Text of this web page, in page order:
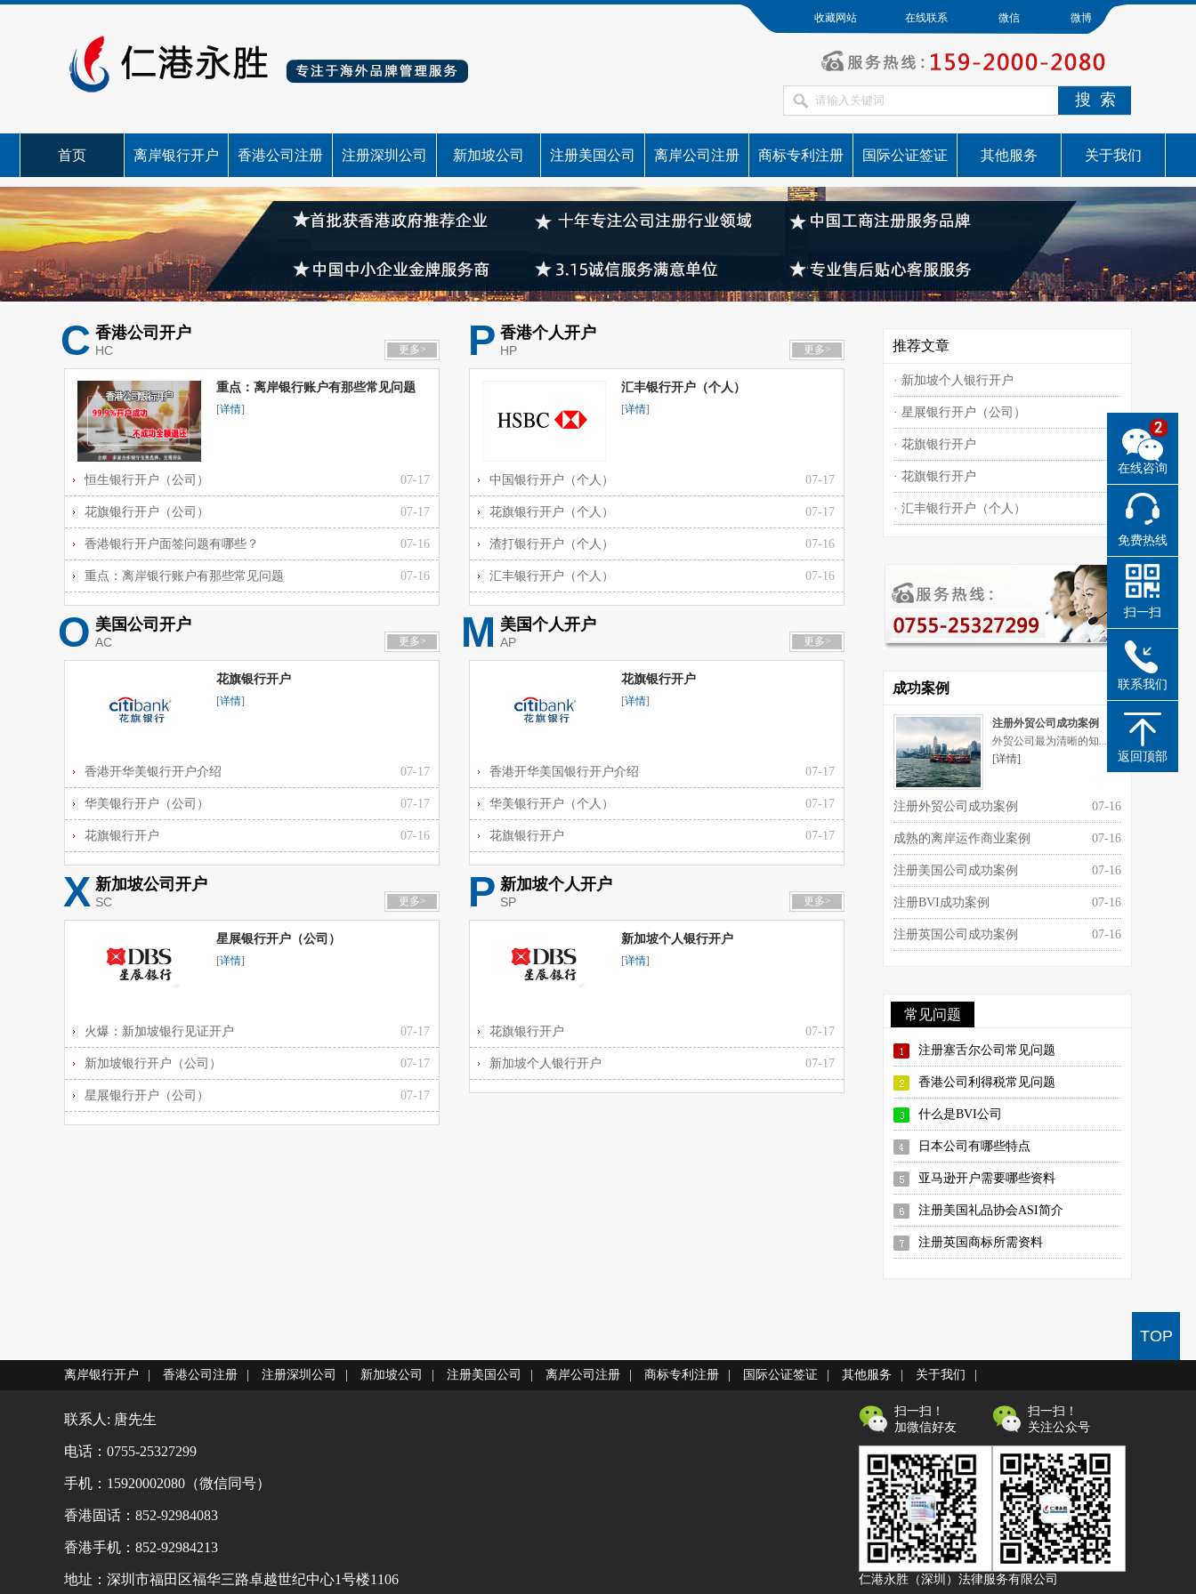
收藏网站 在线联系 微信 微博
首页 离岸银行开户 香港公司注册 注册深圳公司 新加坡公司 注册美国公司 离岸公司注册 商标专利注册 国际公证签证 其他服务 关于我们
C 香港公司开户
HC 更多>
重点：离岸银行账户有那些常见问题
[详情]
恒生银行开户（公司） 07-17
花旗银行开户（公司） 07-17
香港银行开户面签问题有哪些？ 07-16
重点：离岸银行账户有那些常见问题 07-16
P 香港个人开户
HP 更多>
汇丰银行开户（个人）
[详情]
中国银行开户（个人） 07-17
花旗银行开户（个人） 07-17
渣打银行开户（个人） 07-16
汇丰银行开户（个人） 07-16
O 美国公司开户
AC 更多>
花旗银行开户
[详情]
香港开华美银行开户介绍 07-17
华美银行开户（公司） 07-17
花旗银行开户 07-16
M 美国个人开户
AP 更多>
花旗银行开户
[详情]
香港开华美国银行开户介绍 07-17
华美银行开户（个人） 07-17
花旗银行开户 07-17
X 新加坡公司开户
SC 更多>
星展银行开户（公司）
[详情]
火爆：新加坡银行见证开户 07-17
新加坡银行开户（公司） 07-17
星展银行开户（公司） 07-17
P 新加坡个人开户
SP 更多>
新加坡个人银行开户
[详情]
花旗银行开户 07-17
新加坡个人银行开户 07-17
推荐文章
· 新加坡个人银行开户
· 星展银行开户（公司）
· 花旗银行开户
· 花旗银行开户
· 汇丰银行开户（个人）
成功案例
注册外贸公司成功案例
外贸公司最为清晰的知...
[详情]
注册外贸公司成功案例 07-16
成熟的离岸运作商业案例 07-16
注册美国公司成功案例 07-16
注册BVI成功案例 07-16
注册英国公司成功案例 07-16
常见问题
注册塞舌尔公司常见问题
香港公司利得税常见问题
什么是BVI公司
日本公司有哪些特点
亚马逊开户需要哪些资料
注册美国礼品协会ASI简介
注册英国商标所需资料
TOP
离岸银行开户 香港公司注册 注册深圳公司 新加坡公司 注册美国公司 离岸公司注册 商标专利注册 国际公证签证 其他服务 关于我们
联系人: 唐先生
电话：0755-25327299
手机：15920002080（微信同号）
香港固话：852-92984083
香港手机：852-92984213
地址：深圳市福田区福华三路卓越世纪中心1号楼1106
扫一扫！
加微信好友
扫一扫！
关注公众号
仁港永胜（深圳）法律服务有限公司
在线咨询
免费热线
扫一扫
联系我们
返回顶部